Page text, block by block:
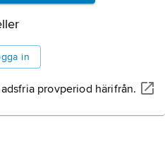
artikeln
in
provperiod härifrån.